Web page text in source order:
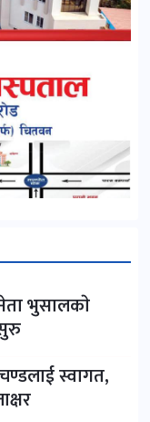
भुसालकाे
स्वागत,